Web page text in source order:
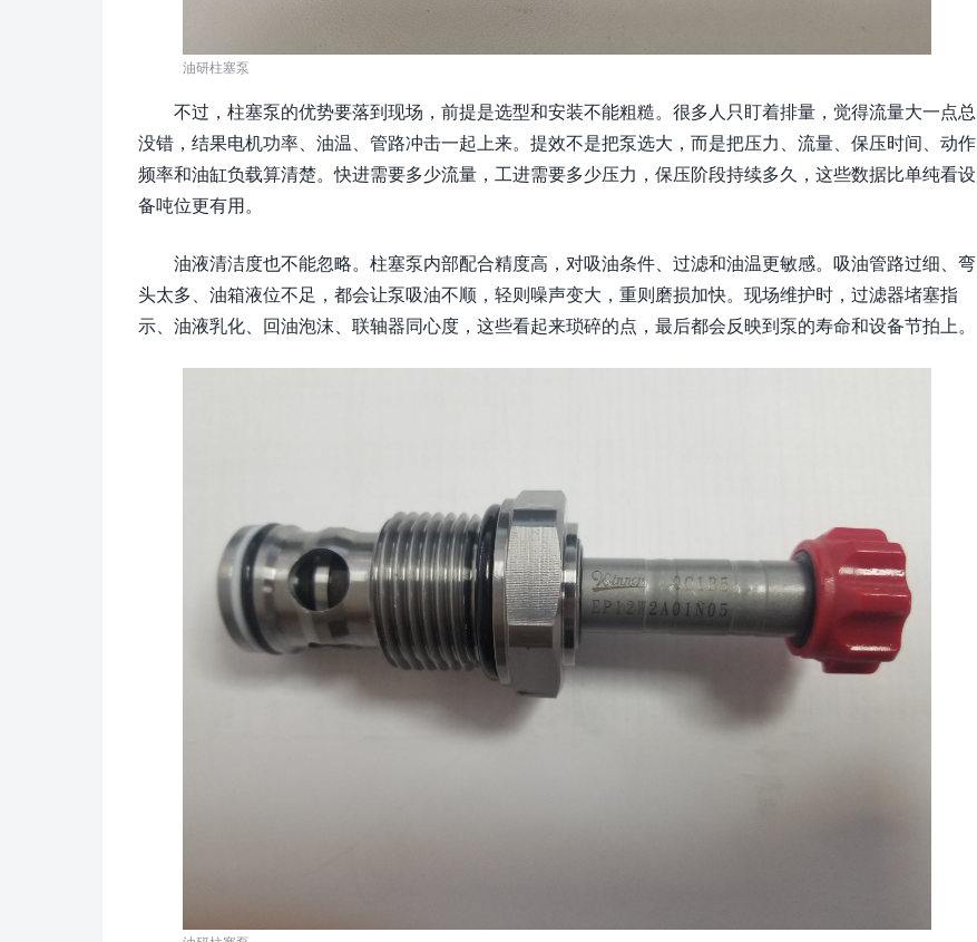
油研柱塞泵
不过，柱塞泵的优势要落到现场，前提是选型和安装不能粗糙。很多人只盯着排量，觉得流量大一点总
没错，结果电机功率、油温、管路冲击一起上来。提效不是把泵选大，而是把压力、流量、保压时间、动作
频率和油缸负载算清楚。快进需要多少流量，工进需要多少压力，保压阶段持续多久，这些数据比单纯看设
备吨位更有用。
油液清洁度也不能忽略。柱塞泵内部配合精度高，对吸油条件、过滤和油温更敏感。吸油管路过细、弯
头太多、油箱液位不足，都会让泵吸油不顺，轻则噪声变大，重则磨损加快。现场维护时，过滤器堵塞指
示、油液乳化、回油泡沫、联轴器同心度，这些看起来琐碎的点，最后都会反映到泵的寿命和设备节拍上。